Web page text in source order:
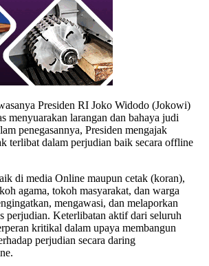
Presiden RI Joko Widodo (Jokowi)
menyuarakan larangan dan bahaya judi
penegasannya, Presiden mengajak
terlibat dalam perjudian baik secara offline
di media Online maupun cetak (koran),
agama, tokoh masyarakat, dan warga
mengawasi, dan melaporkan
perjudian. Keterlibatan aktif dari seluruh
kritikal dalam upaya membangun
perjudian secara daring